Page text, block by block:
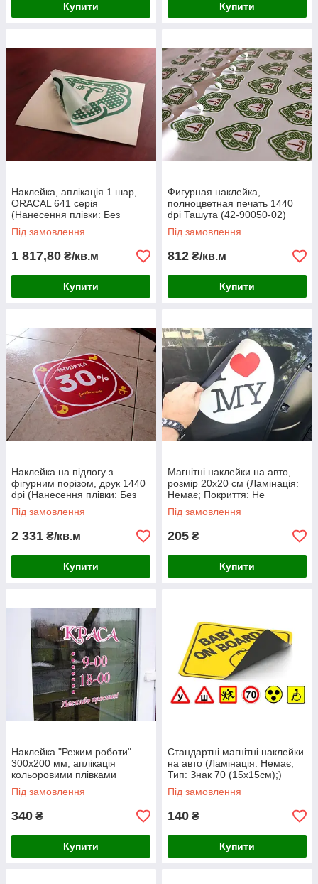
Купити Купити
Наклейка, аплікація 1 шар,
ORACAL 641 серія
(Нанесення плівки: Без
прикатки на поверхню;
Висота символу: 2-3см;)
Під замовлення
1 817,80 ₴/кв.м
Купити
Фигурная наклейка,
полноцветная печать 1440
dpi Ташута (42-90050-02)
Під замовлення
812 ₴/кв.м
Купити
Наклейка на підлогу з
фігурним порізом, друк 1440
dpi (Нанесення плівки: Без
прикатки на поверхню; )
Під замовлення
2 331 ₴/кв.м
Купити
Магнітні наклейки на авто,
розмір 20х20 см (Ламінація:
Немає; Покриття: Не
світловідбивне;)
Під замовлення
205 ₴
Купити
Наклейка "Режим роботи"
300х200 мм, аплікація
кольоровими плівками
(Спосіб нанесення: Аплікація
кольоровими плівками 1 шар;
Під замовлення
340 ₴
Купити
Стандартні магнітні наклейки
на авто (Ламінація: Немає;
Тип: Знак 70 (15х15см);)
Під замовлення
140 ₴
Купити